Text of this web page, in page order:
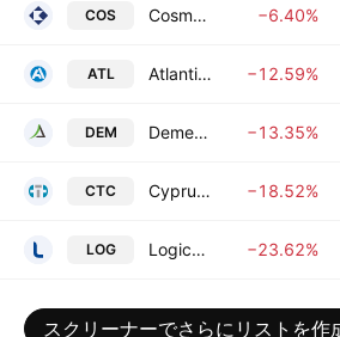
COS Cosmos Insurance Public Co. Ltd. −6.40%
ATL Atlantic Insurance Company Public Limited −12.59%
DEM Demetra Holdings Plc −13.35%
CTC Cyprus Trading Corporation Plc −18.52%
LOG Logicom Public Ltd. −23.62%
スクリーナーでさらにリストを作